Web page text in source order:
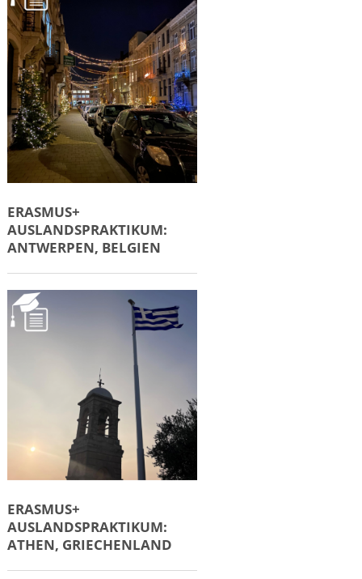
ERASMUS+
AUSLANDSPRAKTIKUM:
ANTWERPEN, BELGIEN
ERASMUS+
AUSLANDSPRAKTIKUM:
ATHEN, GRIECHENLAND